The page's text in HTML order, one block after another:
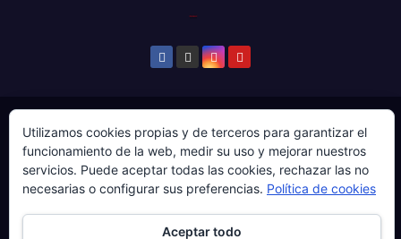
© Copyright 2024. Todos los derechos reservados.
Web gestionada por Producciones Audiovisuales El
Guaje Visuals.
Utilizamos cookies propias y de terceros para garantizar el
funcionamiento de la web, medir su uso y mejorar nuestros
servicios. Puede aceptar todas las cookies, rechazar las no
necesarias o configurar sus preferencias. Política de cookies
Aceptar todo